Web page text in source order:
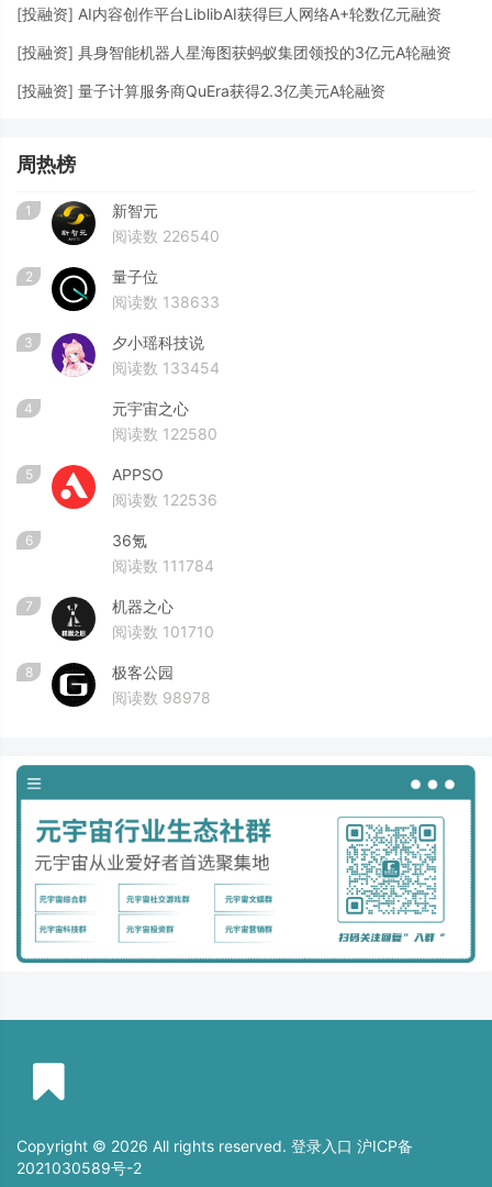
[投融资] AI内容创作平台LiblibAI获得巨人网络A+轮数亿元融资
[投融资] 具身智能机器人星海图获蚂蚁集团领投的3亿元A轮融资
[投融资] 量子计算服务商QuEra获得2.3亿美元A轮融资
周热榜
1
新智元
阅读数 226540
2
量子位
阅读数 138633
3
夕小瑶科技说
阅读数 133454
4
元宇宙之心
阅读数 122580
5
APPSO
阅读数 122536
6
36氪
阅读数 111784
7
机器之心
阅读数 101710
8
极客公园
阅读数 98978
Copyright © 2026 All rights reserved. 登录入口 沪ICP备
2021030589号-2